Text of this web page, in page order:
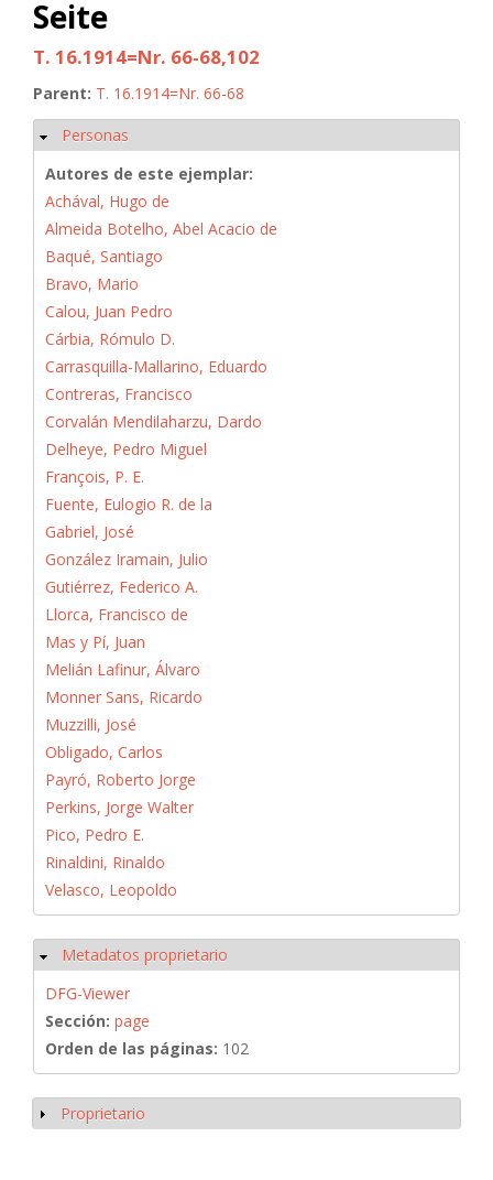
Seite
T. 16.1914=Nr. 66-68,102
Parent: T. 16.1914=Nr. 66-68
Ocultar
Personas
Autores de este ejemplar:
Achával, Hugo de
Almeida Botelho, Abel Acacio de
Baqué, Santiago
Bravo, Mario
Calou, Juan Pedro
Cárbia, Rómulo D.
Carrasquilla-Mallarino, Eduardo
Contreras, Francisco
Corvalán Mendilaharzu, Dardo
Delheye, Pedro Miguel
François, P. E.
Fuente, Eulogio R. de la
Gabriel, José
González Iramain, Julio
Gutiérrez, Federico A.
Llorca, Francisco de
Mas y Pí, Juan
Melián Lafinur, Álvaro
Monner Sans, Ricardo
Muzzilli, José
Obligado, Carlos
Payró, Roberto Jorge
Perkins, Jorge Walter
Pico, Pedro E.
Rinaldini, Rinaldo
Velasco, Leopoldo
Ocultar
Metadatos proprietario
DFG-Viewer
Sección: page
Orden de las páginas: 102
Mostrar
Proprietario